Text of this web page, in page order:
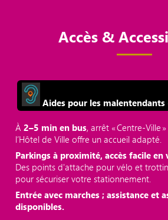
Accès &
Aides pour les malentendants
À2–5 min en bus, arrêt « Centre‑Ville
l’Hôtel de Ville offre un accueil adapté.
Parkings à proximité, accès facile
Des points d'attache pour vélo et
pour sécuriser votre stationnement.
Entrée avec marches ; assistance et
disponibles.